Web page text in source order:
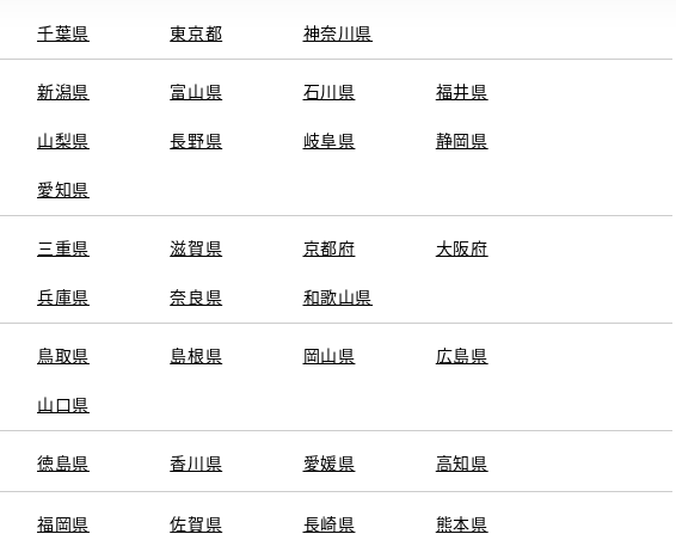
千葉県 東京都 神奈川県
新潟県 富山県 石川県 福井県
山梨県 長野県 岐阜県 静岡県
愛知県
三重県 滋賀県 京都府 大阪府
兵庫県 奈良県 和歌山県
鳥取県 島根県 岡山県 広島県
山口県
徳島県 香川県 愛媛県 高知県
福岡県 佐賀県 長崎県 熊本県
トヨタ中古車オンラインストア
クルマ買取
トヨタレンタカー
TOYOTA SHARE
トヨタのau/UQ
カウント利用規約 反社会的勢力に対する基本方針企業情報 リコール情報